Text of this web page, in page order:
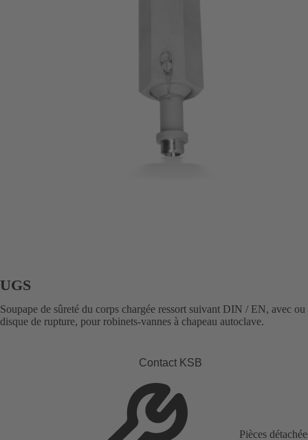
UGS
Soupape de sûreté du corps chargée ressort suivant DIN / EN, avec ou
disque de rupture, pour robinets-vannes à chapeau autoclave.
Contact KSB
Pièces